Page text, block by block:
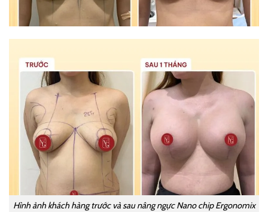
Hình ảnh khách hàng trước và sau nâng ngực Nano chip Ergonomix